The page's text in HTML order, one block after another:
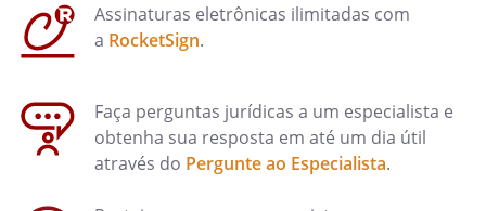
Assinaturas eletrônicas ilimitadas com
a RocketSign.
Faça perguntas jurídicas a um especialista e
obtenha sua resposta em até um dia útil
através do Pergunte ao Especialista.